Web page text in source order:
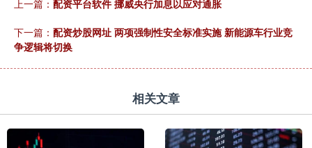
上一篇： 配资平台软件 挪威央行加息以应对通胀
下一篇： 配资炒股网址 两项强制性安全标准实施 新能源车行业竞
争逻辑将切换
相关文章